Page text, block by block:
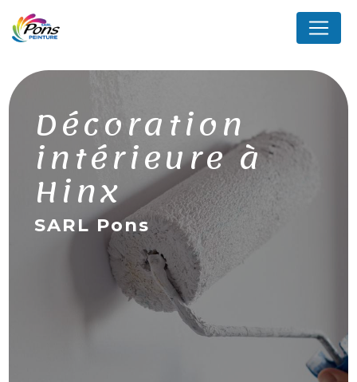
Décoration
intérieure à
Hinx
SARL Pons
Panneau de gestion des cookies